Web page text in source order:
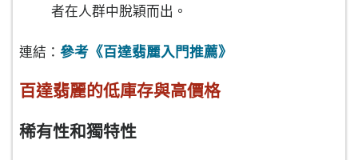
者在人群中脫穎而出。
連結： 參考《百達翡麗入門推薦》
百達翡麗的低庫存與高價格
稀有性和獨特性